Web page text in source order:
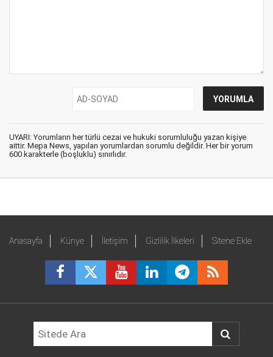
UYARI: Yorumların her türlü cezai ve hukuki sorumluluğu yazan kişiye
aittir. Mepa News, yapılan yorumlardan sorumlu değildir. Her bir yorum
600 karakterle (boşluklu) sınırlıdır.
Anasayfa Künye İletişim Gizlilik İlkeleri Sitene Ekle